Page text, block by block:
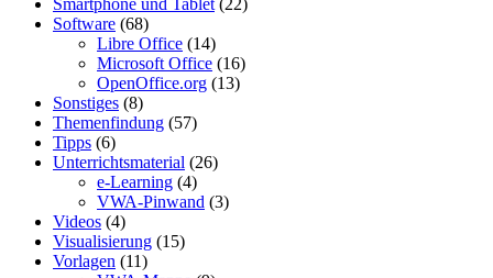
Software (68)
Libre Office (14)
Microsoft Office (16)
OpenOffice.org (13)
Sonstiges (8)
Themenfindung (57)
Tipps (6)
Unterrichtsmaterial (26)
e-Learning (4)
VWA-Pinwand (3)
Videos (4)
Visualisierung (15)
Vorlagen (11)